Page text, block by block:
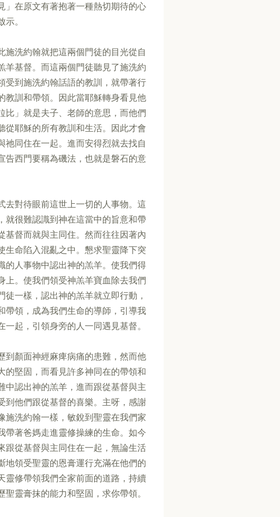
」在原文有著抱著一種熱切期待的心
。
施洗約翰就把這兩個門徒的目光從自
羊基督。而這兩個門徒聽見了施洗約
受到施洗約翰話語的教訓，就帶著行
教訓和帶領。因此當耶穌轉身看見他
比」就是夫子、老師的意思，而他們
從耶穌的所有教訓和生活。因此才會
同住在一起。進而安得烈就去找自
告西門要稱為磯法，也就是磐石的意
去對待眼前這世上一切的人事物。這
就很難認識到神在這當中的旨意和帶
基督而就與主同住。然而往往因著內
生命陷入混亂之中。懇求聖靈降下突
的人事物中認出神的羔羊。使我們得
上。使我們領受神羔羊寶血除去我們
一樣，認出神的羔羊就立即行動，
帶領，成為我們生命的導師，引導我
起，引領身旁的人一同遇見基督。
到顏面神經麻痺病痛的患難，然而他
的堅固，而看見許多神同在的帶領和
中認出神的羔羊，進而跟從基督與主
到他們跟從基督的喜樂。主呀，感謝
施洗約翰一樣，敏銳到聖靈在我們家
帶著爸媽走進靈修操練的生命。如今
跟從基督與主同住在一起，無論生活
地領受聖靈的恩膏運行充滿在他們的
靈修帶領我們全家前面的道路，持續
靈膏抹的能力和堅固，求你帶領。